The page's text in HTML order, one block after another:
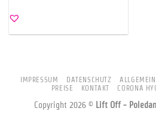
IMPRESSUM DATENSCHUTZ
PREISE
KONTAKT CORONA
Copyright 2026 © Lift Off -